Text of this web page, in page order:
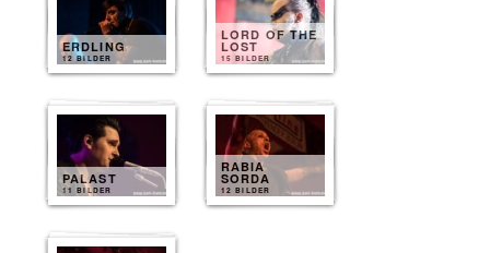
ERDLING
12 BILDER
LORD OF THE
LOST
15 BILDER
PALAST
11 BILDER
RABIA
SORDA
12 BILDER